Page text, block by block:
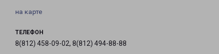
на карте
ТЕЛЕФОН
8(812) 458-09-02, 8(812) 494-88-88